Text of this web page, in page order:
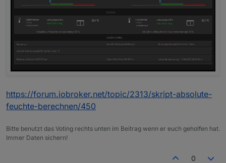
Legt pro Raum zwei Datenpunkte an
(Raumfensteroffenzähler und Raumfensterstatus),
Telegram/Alexa nach x Minuten einmalig oder
https://forum.iobroker.net/topic/2313/skript-absolute-
feuchte-berechnen/450
Bitte benutzt das Voting rechts unten im Beitrag wenn er euch geholfen hat.
Immer Daten sichern!
0